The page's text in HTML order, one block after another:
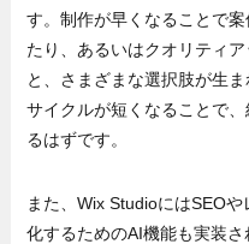
す。制作が早くなることで
たり、あるいはクオリティ
と、さまざまな選択肢が生
サイクルが短くなることで
るはずです。
また、Wix StudioにはSEO
化するためのAI機能も実装